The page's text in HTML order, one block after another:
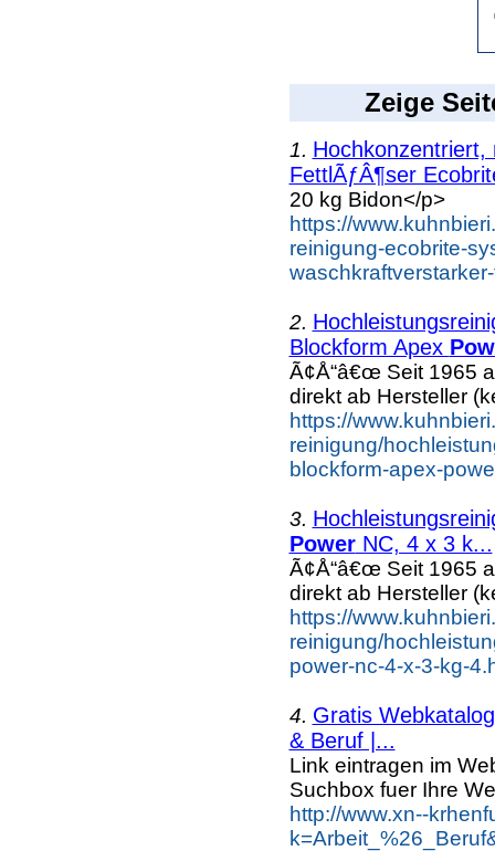
Zeige
1. Hochkonzentriert,
FettlÃƒÂ¶ser
20 kg Bidon</p>
https://
reinigung-ecobrite-
2.
Blockform Apex
Ã¢Å“â€œ Seit 1965
direkt ab Hersteller
https://
reinigung/
blockform-apex-
3.
PowerNC, 4 x 3 k...
Ã¢Å“â€œ Seit 1965
direkt ab Hersteller
https://
reinigung/
power-nc-4-x-3-kg-
4. Gratis
& Beruf |...
Link eintragen im
Suchbox fuer Ihre
http://www.xn--